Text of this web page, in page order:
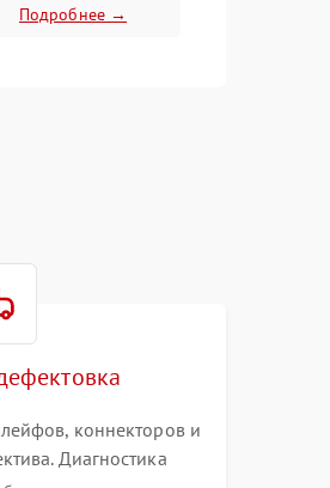
Подробнее →
коннекторов и
Диагностика